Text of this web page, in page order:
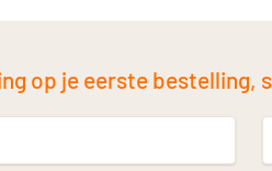
op je eerste